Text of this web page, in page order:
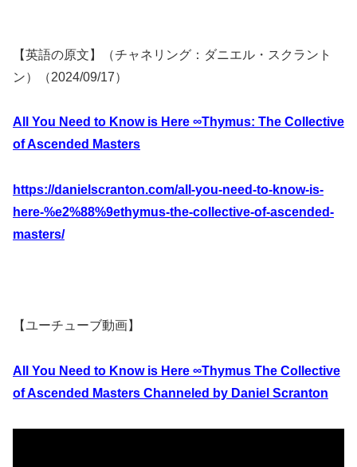
【英語の原文】（チャネリング：ダニエル・スクラント
ン）（2024/09/17）
All You Need to Know is Here ∞Thymus: The Collective
of Ascended Masters
https://danielscranton.com/all-you-need-to-know-is-
here-%e2%88%9ethymus-the-collective-of-ascended-
masters/
【ユーチューブ動画】
All You Need to Know is Here ∞Thymus The Collective
of Ascended Masters Channeled by Daniel Scranton